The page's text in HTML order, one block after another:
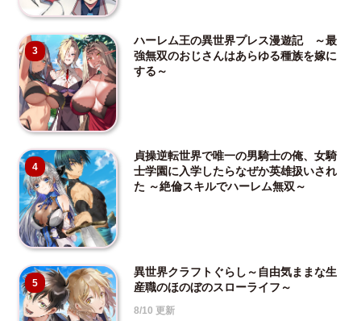
3
ハーレム王の異世界プレス漫遊記 ～最
強無双のおじさんはあらゆる種族を嫁に
する～
4
貞操逆転世界で唯一の男騎士の俺、女騎
士学園に入学したらなぜか英雄扱いされ
た ～絶倫スキルでハーレム無双～
5
異世界クラフトぐらし～自由気ままな生
産職のほのぼのスローライフ～
8/10 更新